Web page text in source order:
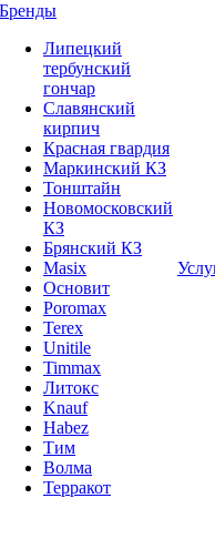
Бренды
Липецкий
тербунский
гончар
Славянский
кирпич
Красная гвардия
Маркинский КЗ
Тонштайн
Новомосковский
КЗ
Брянский КЗ
Masix
Основит
Poromax
Terex
Unitile
Timmax
Литокс
Knauf
Habez
Тим
Волма
Терракот